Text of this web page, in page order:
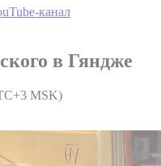
канал
в Гяндже
MSK)